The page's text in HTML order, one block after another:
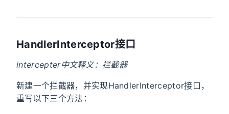
HandlerInterceptor接口
intercepter中文释义：拦截器
新建一个拦截器，并实现HandlerInterceptor接口，
重写以下三个方法：